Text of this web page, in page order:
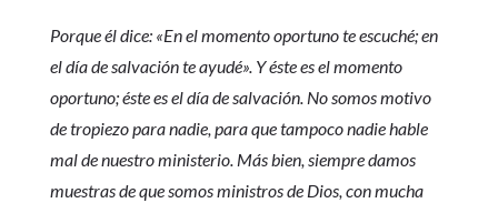
Porque él dice: «En el momento oportuno te escuché; en
el día de salvación te ayudé». Y éste es el momento
oportuno; éste es el día de salvación. No somos motivo
de tropiezo para nadie, para que tampoco nadie hable
mal de nuestro ministerio. Más bien, siempre damos
muestras de que somos ministros de Dios, con mucha